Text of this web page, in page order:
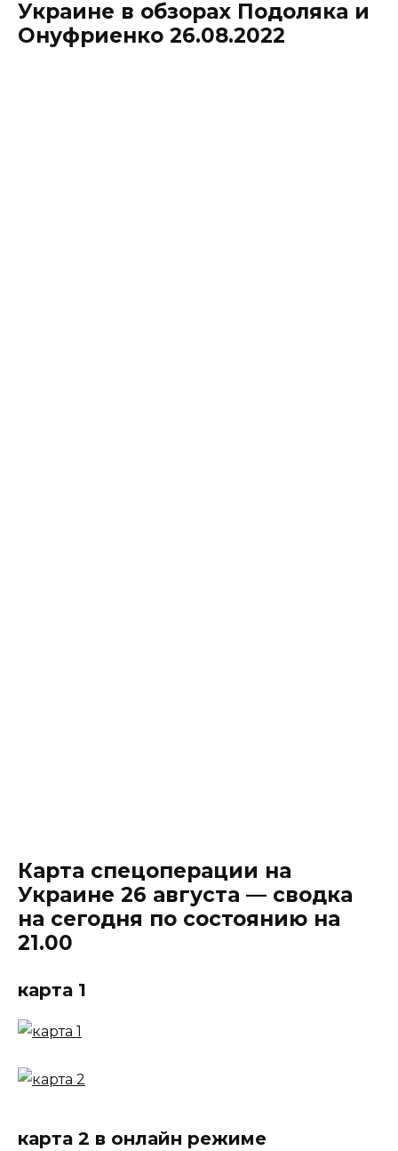
Украине в обзорах Подоляка и
Онуфриенко 26.08.2022
Карта спецоперации на
Украине 26 августа — сводка
на сегодня по состоянию на
21.00
карта 1
карта 2 в онлайн режиме